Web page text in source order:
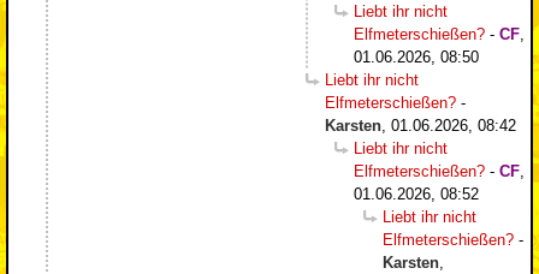
Liebt ihr nicht
Elfmeterschießen? - CF
01.06.2026, 08:50
Liebt ihr nicht
Elfmeterschießen? -
Karsten 01.06.2026, 08:42
Liebt ihr nicht
Elfmeterschießen? - CF
01.06.2026, 08:52
Liebt ihr nicht
Elfmeterschießen? -
Karsten